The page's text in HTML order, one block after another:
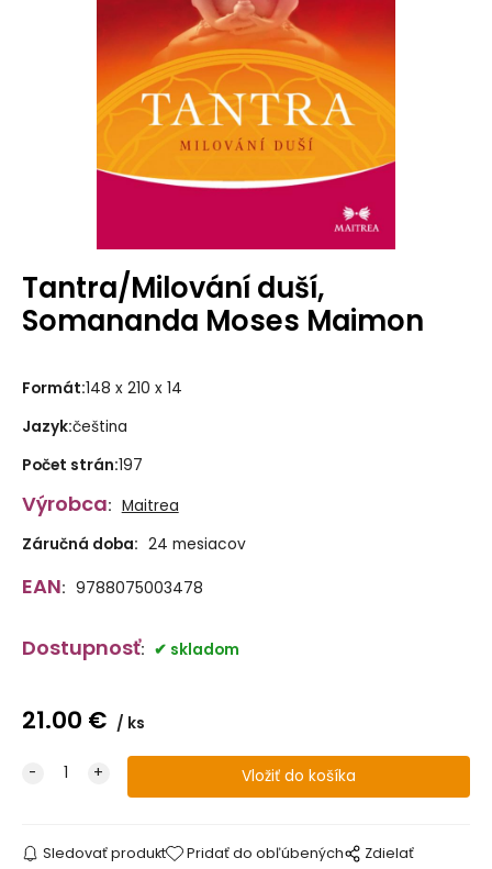
Tantra/Milování duší,
Somananda Moses Maimon
Formát:148 x 210 x 14
Jazyk:čeština
Počet strán:197
Výrobca: Maitrea
Záručná doba: 24 mesiacov
EAN: 9788075003478
Dostupnosť: skladom
21.00 € ks
Sledovať produkt Pridať do obľúbených Zdielať